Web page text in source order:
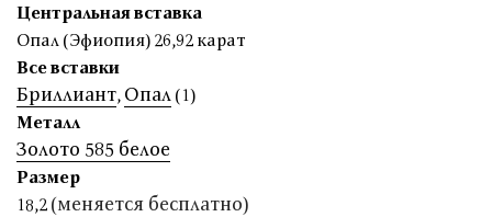
Центральная вставка
Опал (Эфиопия) 26,92 карат
Все вставки
Бриллиант, Опал (1)
Металл
Золото 585 белое
Размер
18,2 (меняется бесплатно)